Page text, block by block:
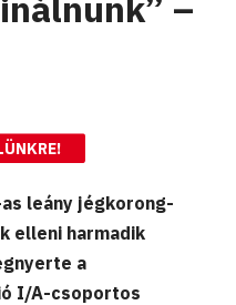
leány jégkorong-
elleni harmadik
a
I/A-csoportos